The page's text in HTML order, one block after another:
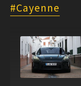
Cayenne